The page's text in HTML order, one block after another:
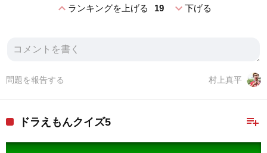
expand_lessランキングを上げる 19 expand_more下げる
村上真平
問題を報告する
playlist_add
ドラえもんクイズ5